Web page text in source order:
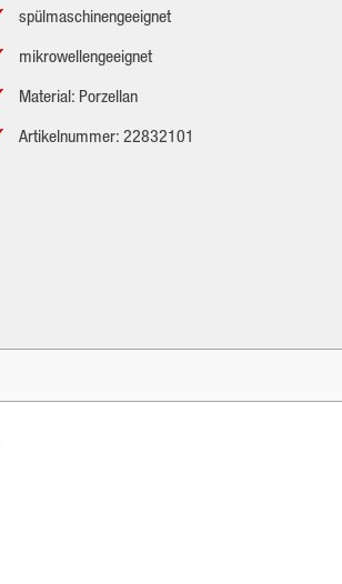
spülmaschinengeeignet
mikrowellengeeignet
Material: Porzellan
Artikelnummer: 22832101